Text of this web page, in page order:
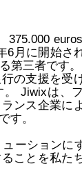
375.000
6月に開始さ
第三者です
の支援を受
Jiwixは、
ンス企業に
す。
ーションに
ことを私た